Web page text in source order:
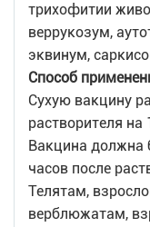
трихофитии
веррукозум,
эквинум,
Способ
Сухую вакцину
растворителя
Вакцина должна
часов после
Телятам,
верблюжатам,